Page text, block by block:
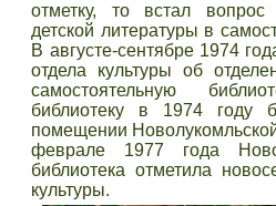
отметку, то встал
детской литературы в
В августе-сентябре 1974
отдела культуры об
самостоятельную
библиотеку в 1974 году
помещении
феврале 1977 года
библиотека отметила
культуры.